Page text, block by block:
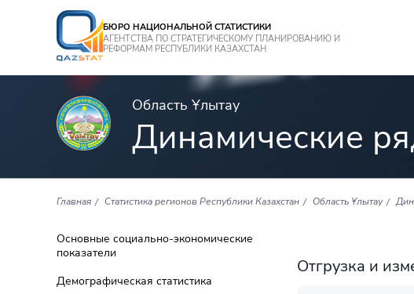
БЮРО НАЦИОНАЛЬНОЙ СТАТИСТИКИ
АГЕНТСТВА ПО СТРАТЕГИЧЕСКОМУ ПЛАНИРОВАНИЮ И
РЕФОРМАМ РЕСПУБЛИКИ КАЗАХСТАН
Область Ұлытау
Динамические
Главная Статистика регионов Республики Казахстан Область Ұлытау
Основные социально-экономические
показатели
Демографическая статистика
Отгрузка и